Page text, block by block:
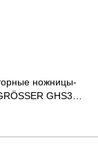
ножницы-
GHS310
и